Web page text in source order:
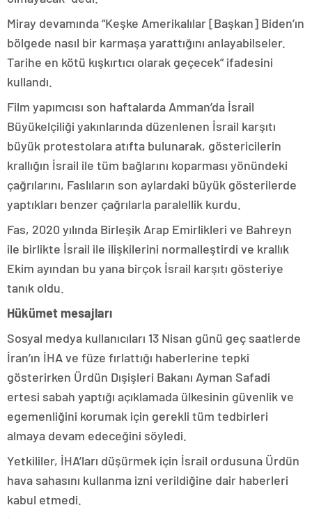
Miray devamında “Keşke Amerikalılar [Başkan] Biden’ın
bölgede nasıl bir karmaşa yarattığını anlayabilseler.
Tarihe en kötü kışkırtıcı olarak geçecek” ifadesini
kullandı.
Film yapımcısı son haftalarda Amman’da İsrail
Büyükelçiliği yakınlarında düzenlenen İsrail karşıtı
büyük protestolara atıfta bulunarak, göstericilerin
krallığın İsrail ile tüm bağlarını koparması yönündeki
çağrılarını, Faslıların son aylardaki büyük gösterilerde
yaptıkları benzer çağrılarla paralellik kurdu.
Fas, 2020 yılında Birleşik Arap Emirlikleri ve Bahreyn
ile birlikte İsrail ile ilişkilerini normalleştirdi ve krallık
Ekim ayından bu yana birçok İsrail karşıtı gösteriye
tanık oldu.
Hükümet mesajları
Sosyal medya kullanıcıları 13 Nisan günü geç saatlerde
İran’ın İHA ve füze fırlattığı haberlerine tepki
gösterirken Ürdün Dışişleri Bakanı Ayman Safadi
ertesi sabah yaptığı açıklamada ülkesinin güvenlik ve
egemenliğini korumak için gerekli tüm tedbirleri
almaya devam edeceğini söyledi.
Yetkililer, İHA’ları düşürmek için İsrail ordusuna Ürdün
hava sahasını kullanma izni verildiğine dair haberleri
kabul etmedi.